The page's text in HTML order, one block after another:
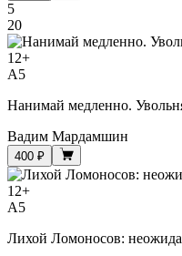
5
20
12+
A5
Нанимай медленно.
Вадим Мардамшин
400 ₽
12+
A5
Лихой Ломоносов: